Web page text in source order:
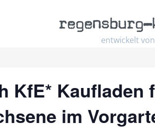
entwickelt von
regensburg–
KfE* Kaufladen
im